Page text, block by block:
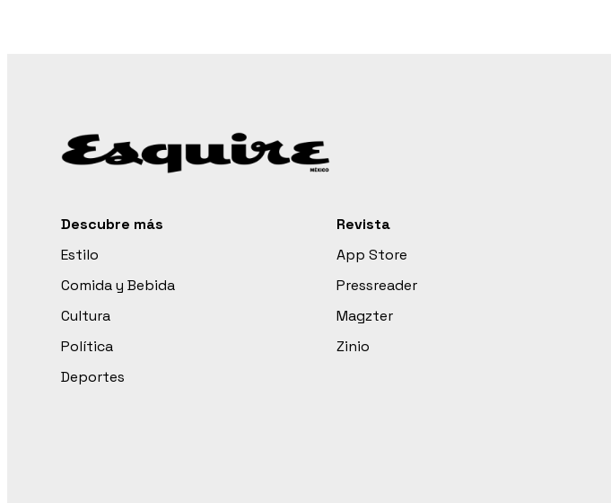
Descubre más
Estilo
Comida y Bebida
Cultura
Política
Deportes
Revista
App Store
Pressreader
Magzter
Zinio